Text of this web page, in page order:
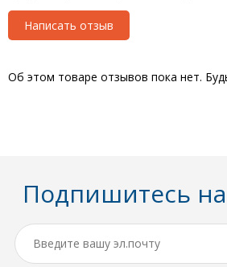
Написать отзыв
Об этом товаре отзывов пока нет.
Подпишитесь